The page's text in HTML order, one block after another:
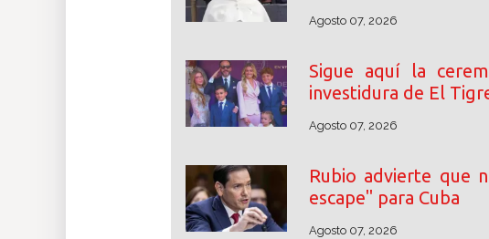
Agosto 07, 2026
Sigue aquí la
investidura de El
Agosto 07, 2026
Rubio advierte que
escape" para Cuba
Agosto 07, 2026